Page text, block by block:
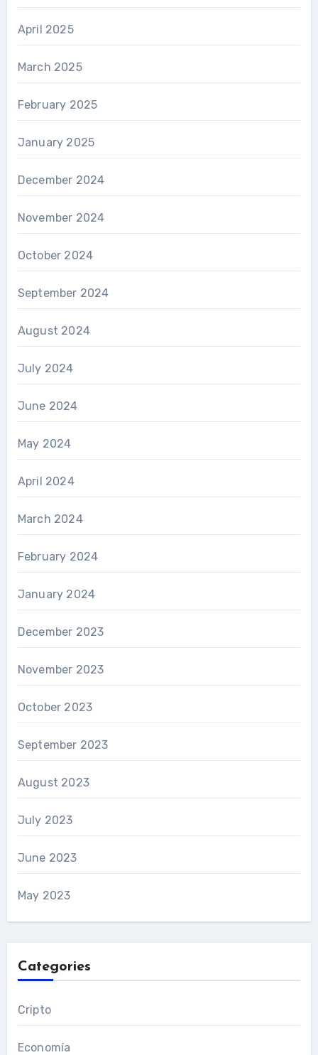
April 2025
March 2025
February 2025
January 2025
December 2024
November 2024
October 2024
September 2024
August 2024
July 2024
June 2024
May 2024
April 2024
March 2024
February 2024
January 2024
December 2023
November 2023
October 2023
September 2023
August 2023
July 2023
June 2023
May 2023
Categories
Cripto
Economía